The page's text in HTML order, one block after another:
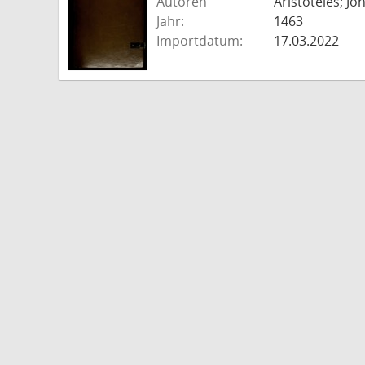
Jahr:
1463
Importdatum:
17.03.2022